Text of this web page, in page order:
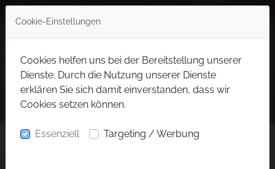
Cookie-Einstellungen
Cookies helfen uns bei der Bereitstellung unserer
Dienste. Durch die Nutzung unserer Dienste
erklären Sie sich damit einverstanden, dass wir
Cookies setzen können.
Essenziell Targeting / Werbung